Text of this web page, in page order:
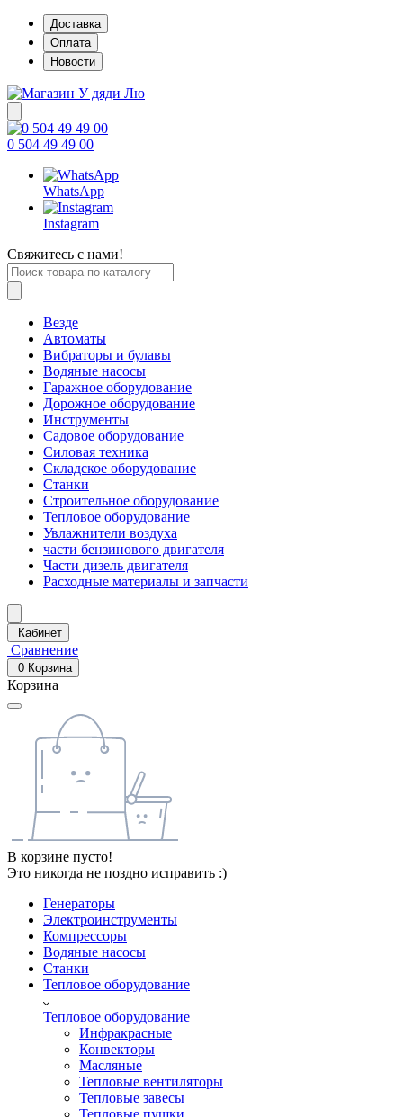
Доставка
Оплата
Новости
0 504 49 49 00
WhatsApp
Instagram
Свяжитесь с нами!
Везде
Автоматы
Вибраторы и булавы
Водяные насосы
Гаражное оборудование
Дорожное оборудование
Инструменты
Садовое оборудование
Силовая техника
Складское оборудование
Станки
Строительное оборудование
Тепловое оборудование
Увлажнители воздуха
части бензинового двигателя
Части дизель двигателя
Расходные материалы и запчасти
Кабинет
Сравнение
0 Корзина
Корзина
В корзине пусто!
Это никогда не поздно исправить :)
Генераторы
Электроинструменты
Компрессоры
Водяные насосы
Станки
Тепловое оборудование
Тепловое оборудование
Инфракрасные
Конвекторы
Масляные
Тепловые вентиляторы
Тепловые завесы
Тепловые пушки